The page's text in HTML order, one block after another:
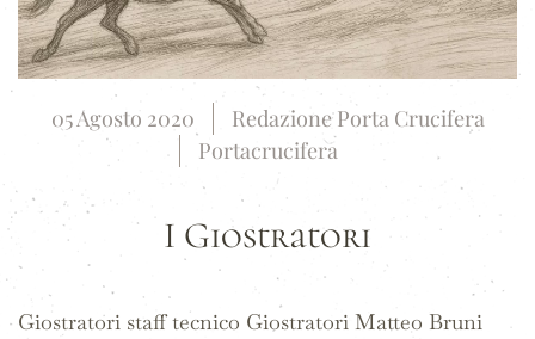
05 Agosto 2020
Redazione Porta Crucifera
Portacrucifera
I Giostratori
Giostratori staff tecnico Giostratori Matteo Bruni